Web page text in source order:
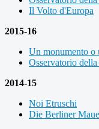
Il Volto d'Europa
2015-16
Un monumento o
Osservatorio
2014-15
Noi Etruschi
Die Berliner